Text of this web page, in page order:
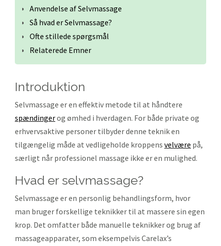
Anvendelse af Selvmassage
Så hvad er Selvmassage?
Ofte stillede spørgsmål
Relaterede Emner
introduktion
Selvmassage er en effektiv metode til at håndtere
spændingerog ømhed i hverdagen. For både private og
erhvervsaktive personer tilbyder denne teknik en
tilgængelig måde at vedligeholde kroppens velvære på,
særligt når professionel massage ikke er en mulighed.
hvad er selvmassage?
Selvmassage er en personlig behandlingsform, hvor
man bruger forskellige teknikker til at massere sin egen
krop. Det omfatter både manuelle teknikker og brug af
massageapparater, som eksempelvis Carelax’s